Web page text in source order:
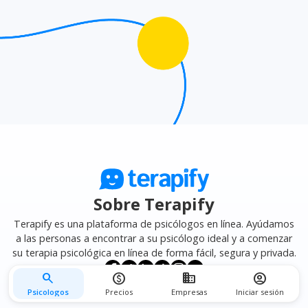
search
Psicologos
monetization_on
Precios
business
Empresas
account_circle
Iniciar sesión
Sobre Terapify
Terapify es una plataforma de psicólogos en línea. Ayúdamos
a las personas a encontrar a su psicólogo ideal y a comenzar
su terapia psicológica en línea de forma fácil, segura y privada.